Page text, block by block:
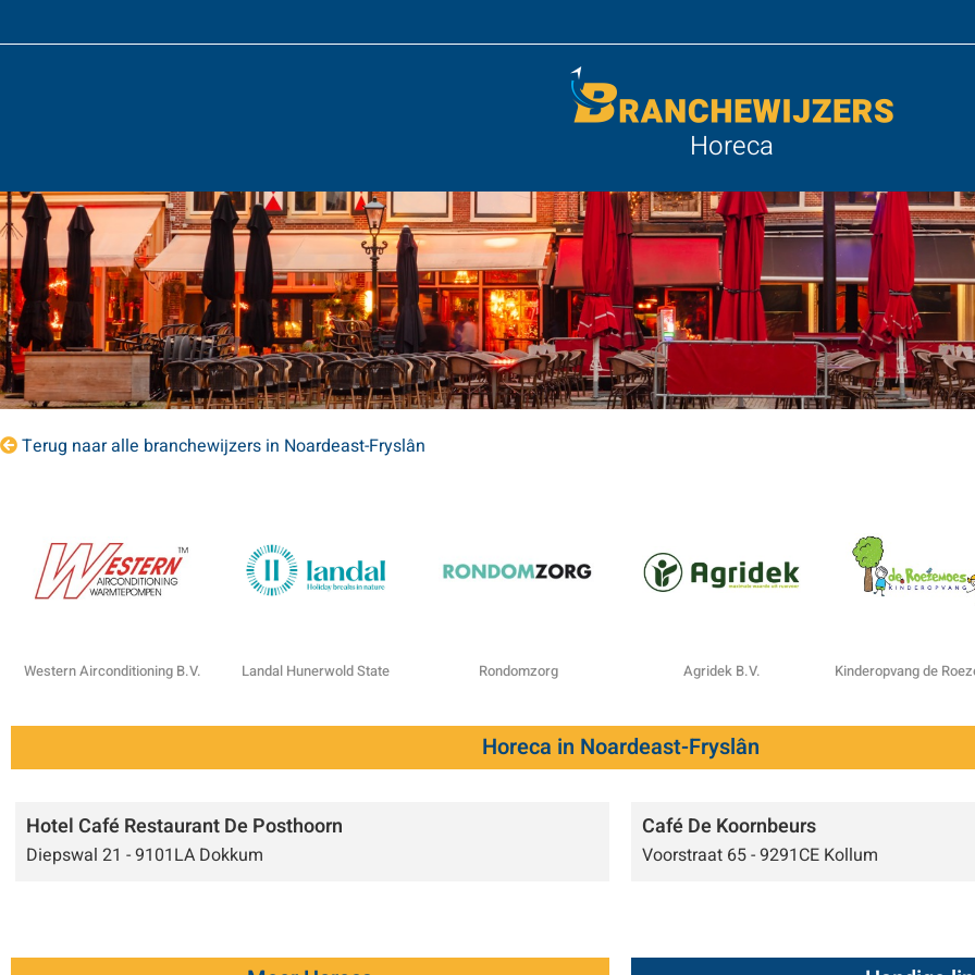
Horeca
Terug naar alle branchewijzers in Noardeast-Fryslân
Western Airconditioning B.V. Landal Hunerwold State Rondomzorg Agridek B.V. Kinderopvang de
Horeca in Noardeast-Fryslân
Hotel Café Restaurant De Posthoorn
Diepswal 21 - 9101LA Dokkum
Café De Koornbeurs
Voorstraat 65 - 9291CE Kollum